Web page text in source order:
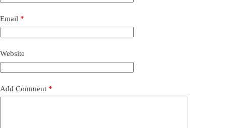
Email *
Website
Add Comment *